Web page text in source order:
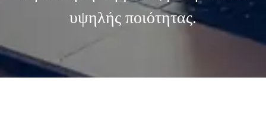
υψηλής ποιότητας.